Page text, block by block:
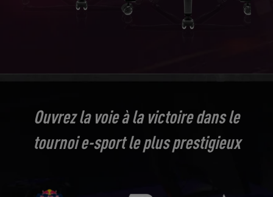
Ouvrez la voie à la victoire dans le
tournoi e-sport le plus prestigieux